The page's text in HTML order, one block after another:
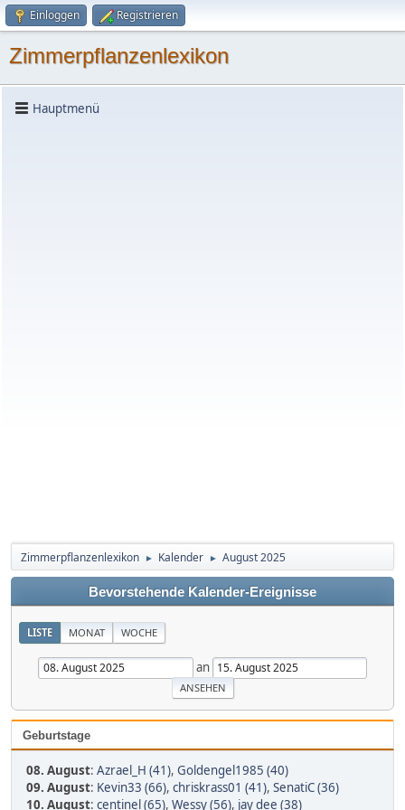
Einloggen Registrieren
Zimmerpflanzenlexikon
Hauptmenü
Zimmerpflanzenlexikon ► Kalender ► August 2025
Bevorstehende Kalender-Ereignisse
LISTE MONAT WOCHE
an
Geburtstage
08. August: Azrael_H (41), Goldengel1985 (40)
09. August: Kevin33 (66), chriskrass01 (41), SenatiC (36)
10. August: centinel (65), Wessy (56), jay dee (38)